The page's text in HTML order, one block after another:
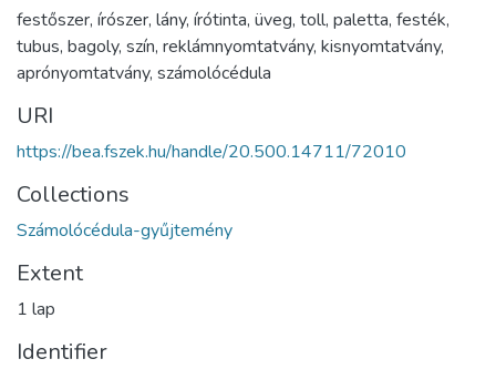
festőszer, írószer, lány, írótinta, üveg, toll, paletta, festék,
tubus, bagoly, szín, reklámnyomtatvány, kisnyomtatvány,
aprónyomtatvány, számolócédula
URI
https://bea.fszek.hu/handle/20.500.14711/72010
Collections
Számolócédula-gyűjtemény
Extent
1 lap
Identifier